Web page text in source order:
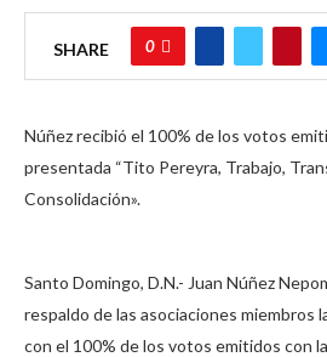
SHARE 0
Núñez recibió el 100% de los votos
presentada “Tito Pereyra, Trabajo,
Consolidación».
Santo Domingo, D.N.- Juan Núñez
respaldo de las asociaciones miembros
con el 100% de los votos emitidos con